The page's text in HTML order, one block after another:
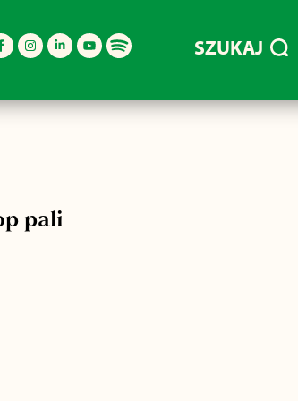
SZUKAJ
pali